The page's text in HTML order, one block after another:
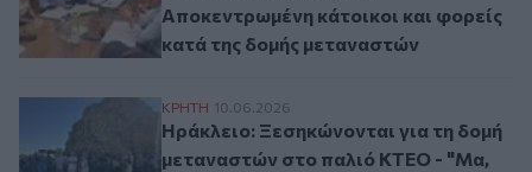
Αποκεντρωμένη κάτοικοι και φορείς
κατά της δομής μεταναστών
Ηράκλειο: Ξεσηκώνονται για τη δομή
ΚΡΗΤΗ 10.06.2026
Ηράκλειο: Ξεσηκώνονται για τη δομή
μεταναστών στο παλιό ΚΤΕΟ - "Μα,